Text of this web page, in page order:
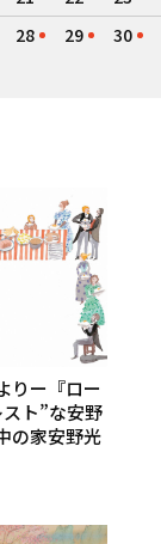
28 29 30
りー『ロー
ト”な安野
の家安野光